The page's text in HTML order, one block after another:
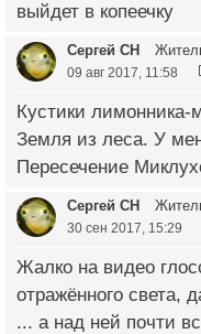
выйдет в копеечку
Сергей СН
09 авг 2017, 11:58
Кустики лимонника-
Земля из леса. У
Пересечение
Сергей СН
30 сен 2017, 15:29
Жалко на видео
отражённого света,
... а над ней почти